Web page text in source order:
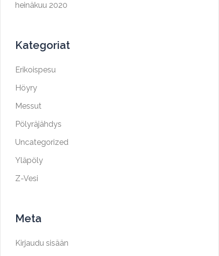
heinäkuu 2020
Kategoriat
Erikoispesu
Höyry
Messut
Pölyräjähdys
Uncategorized
Yläpöly
Z-Vesi
Meta
Kirjaudu sisään